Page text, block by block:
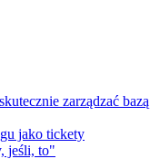
zarządzać bazą
jako tickety
jeśli, to"